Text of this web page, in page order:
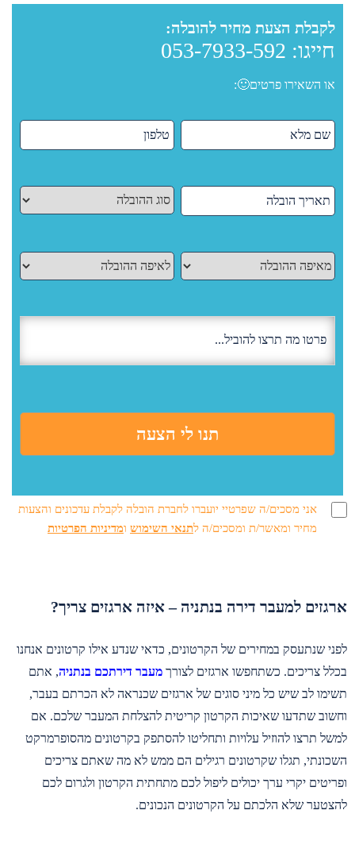
לקבלת הצעת מחיר להובלה:
חייגו: 053-7933-592
או השאירו פרטים🙂:
אני מסכים/ה שפרטיי יועברו לחברת הובלה לקבלת עדכונים והצעות
מחיר ומאשר/ת ומסכים/ה לתנאי השימוש ומדיניות הפרטיות
ארגזים למעבר דירה בנתניה – איזה ארגזים צריך?
לפני שנתעסק במחירים של הקרטונים, כדאי שנדע אילו קרטונים אנחנו
בכלל צריכים. כשתחפשו ארגזים לצורך מעבר דירתכם בנתניה, אתם
תשימו לב שיש כל מיני סוגים של ארגזים שכנראה לא הכרתם בעבר,
וחשוב שתדעו שאיכות הקרטון קריטית להצלחת המעבר שלכם. אם
למשל תרצו להוזיל עלויות ותחליטו להסתפק בקרטונים מהסופרמרקט
השכונתי, תגלו שקרטונים רגילים הם ממש לא מה שאתם צריכים
ופריטים יקרי ערך יכולים ליפול לכם מתחתית הקרטון ולגרום לכם
להצטער שלא הלכתם על הקרטונים הנכונים.